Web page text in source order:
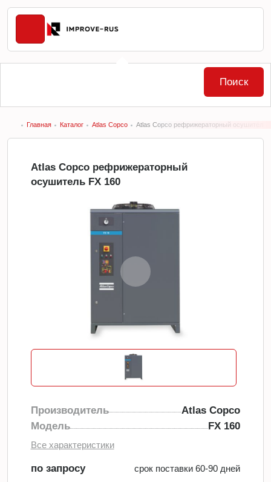
Главная Каталог Atlas Copco Atlas Copco рефрижераторный осушитель
Atlas Copco рефрижераторный
осушитель FX 160
Производитель
Atlas Copco
Модель
FX 160
Все характеристики
по запросу срок поставки 60-90 дней
Поиск